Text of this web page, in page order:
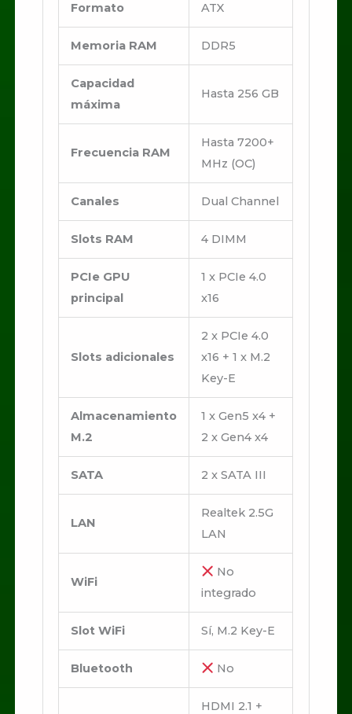
Formato ATX
Memoria RAM DDR5
Capacidad
máxima
Hasta 256 GB
Frecuencia RAM
Hasta 7200+
MHz (OC)
Canales Dual Channel
Slots RAM 4 DIMM
PCIe GPU
principal
1 x PCIe 4.0
x16
Slots adicionales
2 x PCIe 4.0
x16 + 1 x M.2
Key-E
Almacenamiento
M.2
1 x Gen5 x4 +
2 x Gen4 x4
SATA 2 x SATA III
LAN
Realtek 2.5G
LAN
WiFi
No
integrado
Slot WiFi Sí, M.2 Key-E
Bluetooth No
HDMI 2.1 +